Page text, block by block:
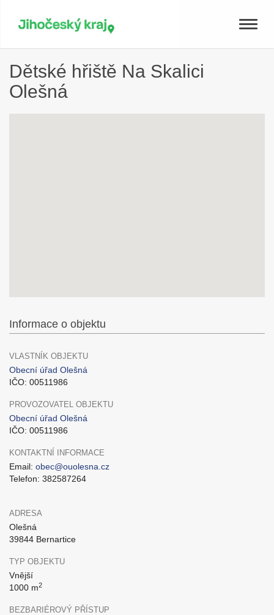
Toggle
Dětské hřiště Na Skalici
Olešná
Informace o objektu
VLASTNÍK OBJEKTU
Obecní úřad Olešná
IČO: 00511986
PROVOZOVATEL OBJEKTU
Obecní úřad Olešná
IČO: 00511986
KONTAKTNÍ INFORMACE
Email: obec@ouolesna.cz
Telefon: 382587264
ADRESA
Olešná
39844 Bernartice
TYP OBJEKTU
Vnější
1000 m2
BEZBARIÉROVÝ PŘÍSTUP